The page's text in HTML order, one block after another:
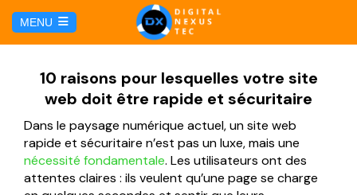
MENU
SERVICIOS
Hosting y Dominio
PÁGINAS
10 raisons pour lesquelles votre site
web doit être rapide et sécuritaire
Dans le paysage numérique actuel, un site web
rapide et sécuritaire n’est pas un luxe, mais une
nécessité fondamentale. Les utilisateurs ont des
attentes claires : ils veulent qu’une page se charge